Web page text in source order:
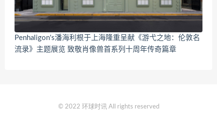
Penhaligon's潘海利根于上海隆重呈献《游弋之地：伦敦名
流录》主题展览 致敬肖像兽首系列十周年传奇篇章
© 2022 环球时讯 All rights reserved